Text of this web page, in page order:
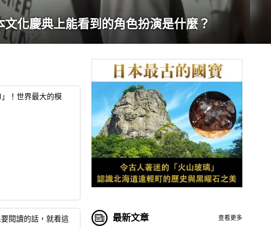
化慶典上能看到的角色扮演是什麼？
！世界最大的模
閱讀的話，就看這
最新文章 查看更多